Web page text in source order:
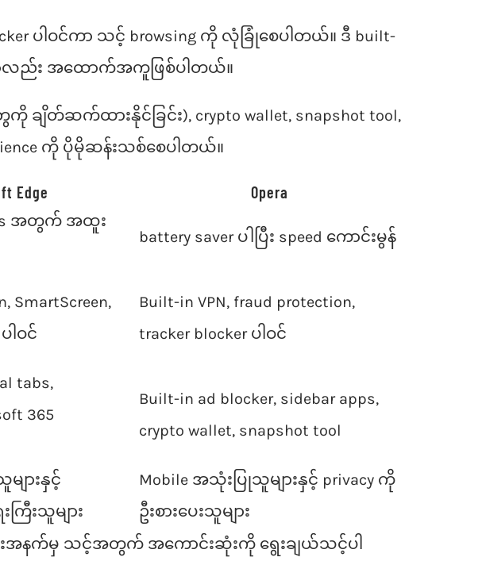
ပါဝင်ကာ သင့် browsing ကို လုံခြုံစေပါတယ်။ ဒီ built-
မှာလည်း အထောက်အကူဖြစ်ပါတယ်။
ကို ချိတ်ဆက်ထားနိုင်ခြင်း), crypto wallet, snapshot tool,
ကို ပိုမိုဆန်းသစ်စေပါတယ်။
Edge Opera
အတွက် အထူး
battery saver ပါပြီး speed ကောင်းမွန်
SmartScreen,
ါဝင်
Built-in VPN, fraud protection,
tracker blocker ပါဝင်
tabs,
365
Built-in ad blocker, sidebar apps,
crypto wallet, snapshot tool
ျားနှင့်
ကြီးသူများ
Mobile အသုံးပြုသူများနှင့် privacy ကို
ဦးစားပေးသူများ
ျားအနက်မှ သင့်အတွက် အကောင်းဆုံးကို ရွေးချယ်သင့်ပါ